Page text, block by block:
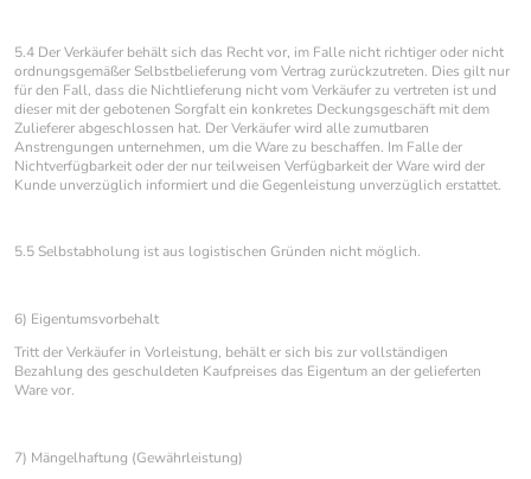
5.4 Der Verkäufer behält sich das Recht vor, im Falle nicht richtiger oder nicht
ordnungsgemäßer Selbstbelieferung vom Vertrag zurückzutreten. Dies gilt nur
für den Fall, dass die Nichtlieferung nicht vom Verkäufer zu vertreten ist und
dieser mit der gebotenen Sorgfalt ein konkretes Deckungsgeschäft mit dem
Zulieferer abgeschlossen hat. Der Verkäufer wird alle zumutbaren
Anstrengungen unternehmen, um die Ware zu beschaffen. Im Falle der
Nichtverfügbarkeit oder der nur teilweisen Verfügbarkeit der Ware wird der
Kunde unverzüglich informiert und die Gegenleistung unverzüglich erstattet.
5.5 Selbstabholung ist aus logistischen Gründen nicht möglich.
6) Eigentumsvorbehalt
Tritt der Verkäufer in Vorleistung, behält er sich bis zur vollständigen
Bezahlung des geschuldeten Kaufpreises das Eigentum an der gelieferten
Ware vor.
7) Mängelhaftung (Gewährleistung)